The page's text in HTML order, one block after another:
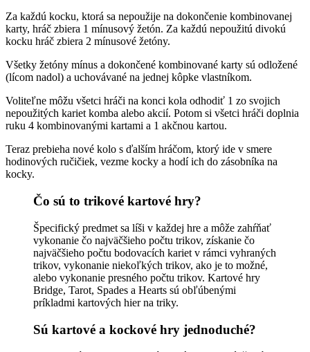
Za každú kocku, ktorá sa nepoužije na dokončenie kombinovanej
karty, hráč zbiera 1 mínusový žetón. Za každú nepoužitú divokú
kocku hráč zbiera 2 mínusové žetóny.
Všetky žetóny mínus a dokončené kombinované karty sú odložené
(lícom nadol) a uchovávané na jednej kôpke vlastníkom.
Voliteľne môžu všetci hráči na konci kola odhodiť 1 zo svojich
nepoužitých kariet komba alebo akcií. Potom si všetci hráči doplnia
ruku 4 kombinovanými kartami a 1 akčnou kartou.
Teraz prebieha nové kolo s ďalším hráčom, ktorý ide v smere
hodinových ručičiek, vezme kocky a hodí ich do zásobníka na
kocky.
Čo sú to trikové kartové hry?
Špecifický predmet sa líši v každej hre a môže zahŕňať
vykonanie čo najväčšieho počtu trikov, získanie čo
najväčšieho počtu bodovacích kariet v rámci vyhraných
trikov, vykonanie niekoľkých trikov, ako je to možné,
alebo vykonanie presného počtu trikov. Kartové hry
Bridge, Tarot, Spades a Hearts sú obľúbenými
príkladmi kartových hier na triky.
Sú kartové a kockové hry jednoduché?